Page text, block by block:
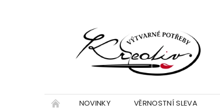
NOVINKY VĚRNOSTNÍ SLEVA